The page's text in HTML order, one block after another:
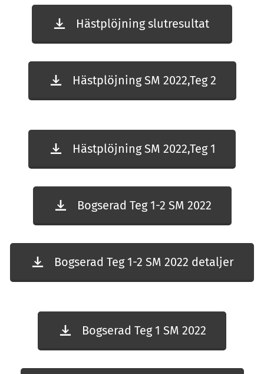
Hästplöjning slutresultat
Hästplöjning SM 2022,Teg 2
Hästplöjning SM 2022,Teg 1
Bogserad Teg 1-2 SM 2022
Bogserad Teg 1-2 SM 2022 detaljer
Bogserad Teg 1 SM 2022